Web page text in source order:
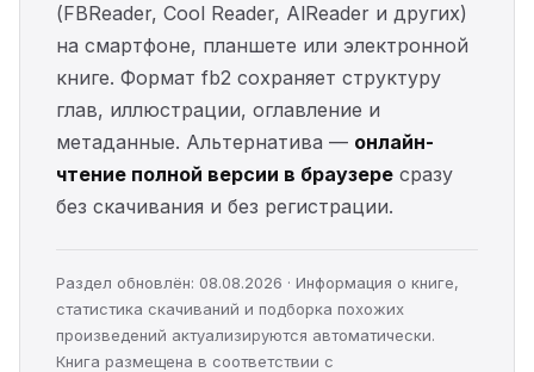
(FBReader, Cool Reader, AlReader и других)
на смартфоне, планшете или электронной
книге. Формат fb2 сохраняет структуру
глав, иллюстрации, оглавление и
метаданные. Альтернатива — онлайн-
чтение полной версии в браузере сразу
без скачивания и без регистрации.
Раздел обновлён: 08.08.2026 · Информация о книге,
статистика скачиваний и подборка похожих
произведений актуализируются автоматически.
Книга размещена в соответствии с